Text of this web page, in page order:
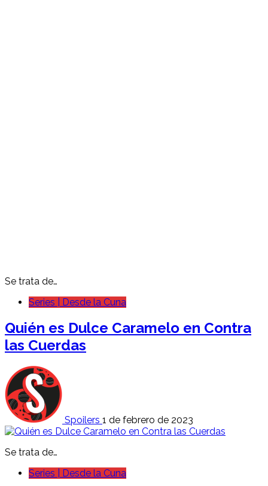
Se trata de…
Series | Desde la Cuna
Quién es Dulce Caramelo en Contra
las Cuerdas
Spoilers 1 de febrero de 2023
Se trata de…
Series | Desde la Cuna